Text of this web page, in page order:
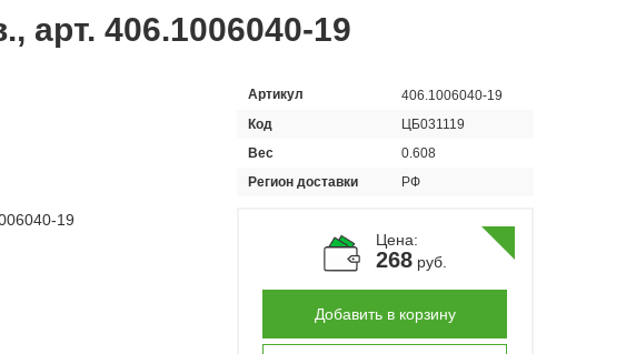
арт. 406.1006040-19
Артикул
406.1006040-19
Код
ЦБ031119
Вес
0.608
Регион доставки
РФ
Цена:
268руб.
Добавить в корзину